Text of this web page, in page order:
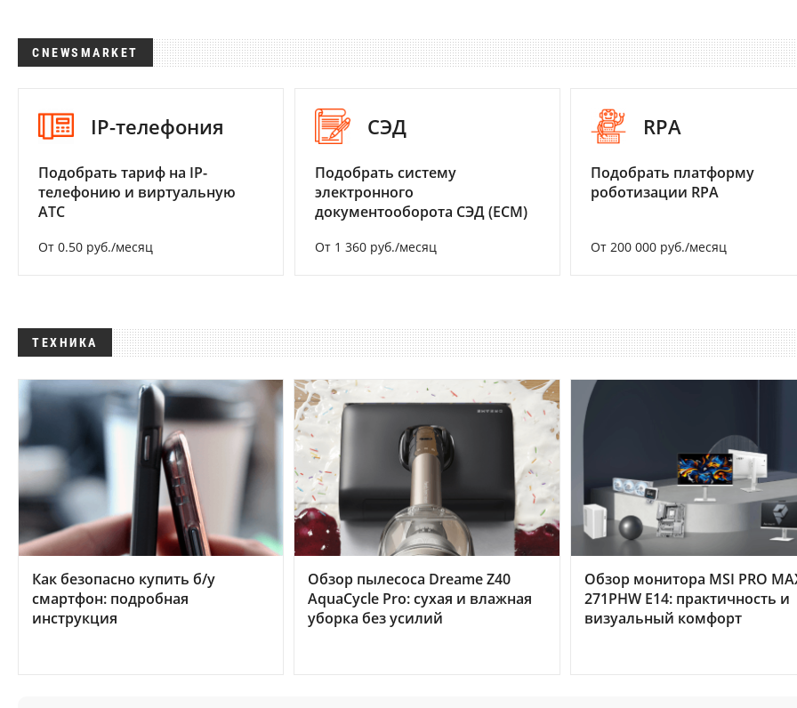
CNEWSMARKET
IP-телефония
Подобрать тариф на IP-
телефонию и виртуальную
АТС
От 0.50 руб./месяц
СЭД
Подобрать систему
электронного
документооборота СЭД (ECM)
От 1 360 руб./месяц
RPA
Подобрать платформу
роботизации RPA
От 200 000 руб./месяц
ТЕХНИКА
Как безопасно купить б/у
смартфон: подробная
инструкция
Обзор пылесоса Dreame Z40
AquaCycle Pro: сухая и влажная
уборка без усилий
Обзор монитора MSI PRO
271PHW E14: практичность и
визуальный комфорт